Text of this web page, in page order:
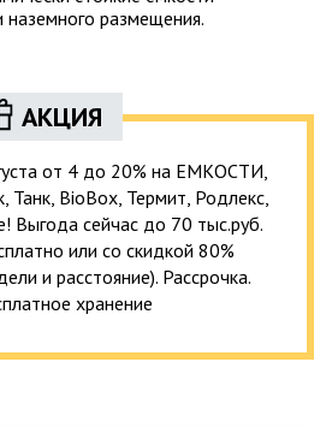
наземного размещения.
АКЦИЯ
от 4 до 20% на ЕМКОСТИ,
BioBox, Термит, Родлекс,
Выгода сейчас до 70 тыс.руб.
или со скидкой 80%
и расстояние). Рассрочка.
хранение